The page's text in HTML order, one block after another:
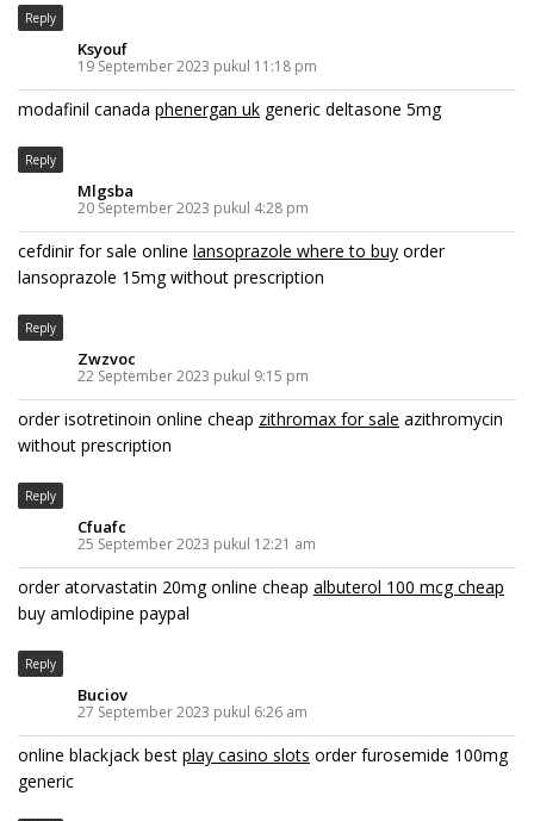
Reply
Ksyouf
19 September 2023 pukul 11:18 pm
modafinil canada phenergan uk generic deltasone 5mg
Reply
Mlgsba
20 September 2023 pukul 4:28 pm
cefdinir for sale online lansoprazole where to buy order
lansoprazole 15mg without prescription
Reply
Zwzvoc
22 September 2023 pukul 9:15 pm
order isotretinoin online cheap zithromax for sale azithromycin
without prescription
Reply
Cfuafc
25 September 2023 pukul 12:21 am
order atorvastatin 20mg online cheap albuterol 100 mcg cheap
buy amlodipine paypal
Reply
Buciov
27 September 2023 pukul 6:26 am
online blackjack best play casino slots order furosemide 100mg
generic